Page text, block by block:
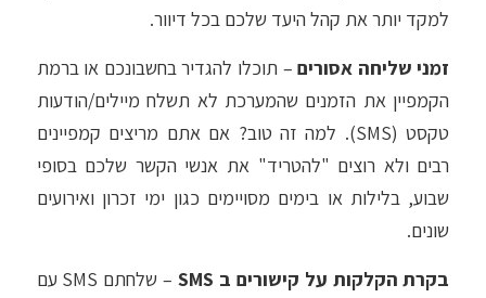
למקד יותר את קהל היעד שלכם בכל דיוור.
זמני שליחה אסורים– תוכלו להגדיר בחשבונכם או ברמת
הקמפיין את הזמנים שהמערכת לא תשלח מיילים/הודעות
טקסט (SMS). למה זה טוב? אם אתם מריצים קמפיינים
רבים ולא רוצים "להטריד" את אנשי הקשר שלכם בסופי
שבוע, בלילות או בימים מסויימים כגון ימי זכרון ואירועים
שונים.
בקרת הקלקות על קישורים ב SMS
– שלחתם SMS עם